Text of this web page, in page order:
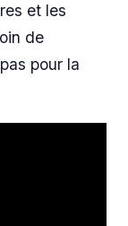
et les
de
pour la